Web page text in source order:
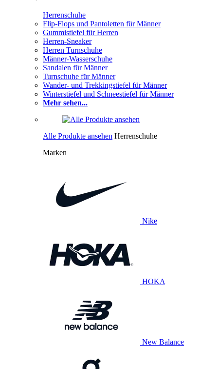
Herrenschuhe
Flip-Flops und Pantoletten für Männer
Gummistiefel für Herren
Herren-Sneaker
Herren Turnschuhe
Männer-Wasserschuhe
Sandalen für Männer
Turnschuhe für Männer
Wander- und Trekkingstiefel für Männer
Winterstiefel und Schneestiefel für Männer
Mehr sehen...
Alle Produkte ansehen Herrenschuhe
Marken
Nike
HOKA
New Balance